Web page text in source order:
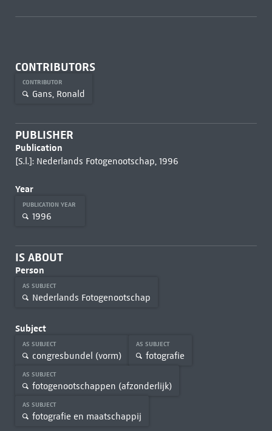
CONTRIBUTORS
CONTRIBUTOR
Gans, Ronald
PUBLISHER
Publication
[S.l.]: Nederlands Fotogenootschap, 1996
Year
PUBLICATION YEAR
1996
IS ABOUT
Person
AS SUBJECT
Nederlands Fotogenootschap
Subject
AS SUBJECT
congresbundel (vorm)
AS SUBJECT
fotografie
AS SUBJECT
fotogenootschappen (afzonderlijk)
AS SUBJECT
fotografie en maatschappij